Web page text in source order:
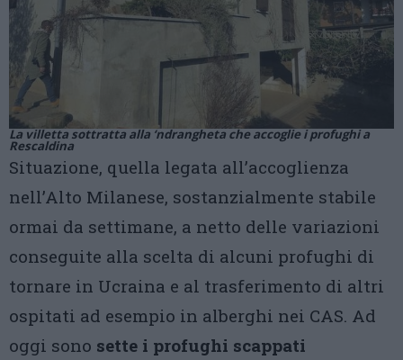
La villetta sottratta alla ‘ndrangheta che accoglie i profughi a
Rescaldina
Situazione, quella legata all’accoglienza
nell’Alto Milanese, sostanzialmente stabile
ormai da settimane, a netto delle variazioni
conseguite alla scelta di alcuni profughi di
tornare in Ucraina e al trasferimento di altri
ospitati ad esempio in alberghi nei CAS. Ad
oggi sono sette i profughi scappati